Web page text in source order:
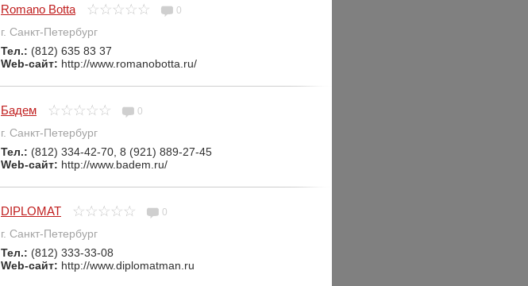
Romano Botta 0
г. Санкт-Петербург
Тел.: (812) 635 83 37
Web-сайт: http://www.romanobotta.ru/
Бадем 0
г. Санкт-Петербург
Тел.: (812) 334-42-70, 8 (921) 889-27-45
Web-сайт: http://www.badem.ru/
DIPLOMAT 0
г. Санкт-Петербург
Тел.: (812) 333-33-08
Web-сайт: http://www.diplomatman.ru